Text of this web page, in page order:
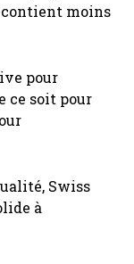
contient moins
pour
ce soit pour
Swiss
à